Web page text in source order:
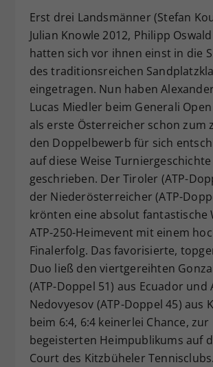
Erst drei Landsmänner (Stefan
Julian Knowle 2012, Philipp
hatten sich vor ihnen einst in die
des traditionsreichen
eingetragen. Nun haben
Lucas Miedler beim Generali
als erste Österreicher schon zum
den Doppelbewerb für sich
auf diese Weise Turniergeschichte
geschrieben. Der Tiroler (ATP-
der Niederösterreicher (ATP-
krönten eine absolut fantastische
ATP-250-Heimevent mit einem
Finalerfolg. Das favorisierte,
Duo ließ den viertgereihten
(ATP-Doppel 51) aus Ecuador und
Nedovyesov (ATP-Doppel 45) aus
beim 6:4, 6:4 keinerlei Chance, zur
begeisterten Heimpublikums auf
Court des Kitzbüheler
Dieser Wert speichert
Einstellungen. Unter
zufällig generierte ID, für
historische Speicherung
vorgenommen
Webseiten-Betreiber
hat.